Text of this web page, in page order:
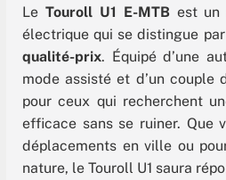
Le Touroll U1 E-MTBest un
électrique qui se distingue
qualité-prix. Équipé d’une
mode assisté et d’un
pour ceux qui recherchent
efficace sans se ruiner. Que
déplacements en ville ou
nature, le Touroll U1 saura